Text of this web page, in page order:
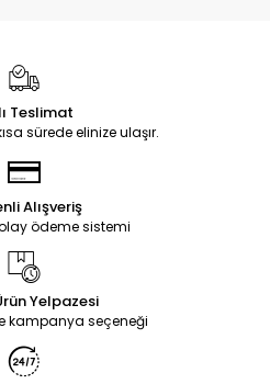
Teslimat
sürede elinize ulaşır.
Alışveriş
ödeme sistemi
Yelpazesi
kampanya seçeneği